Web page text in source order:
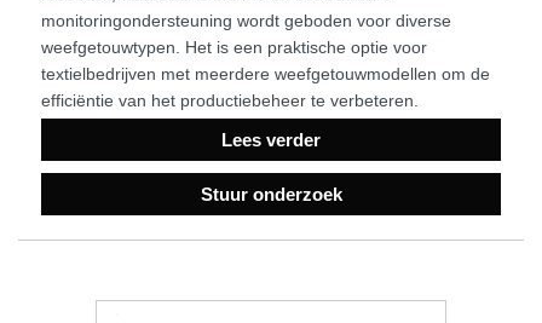
monitoringondersteuning wordt geboden voor diverse
weefgetouwtypen. Het is een praktische optie voor
textielbedrijven met meerdere weefgetouwmodellen om de
efficiëntie van het productiebeheer te verbeteren.
Lees verder
Stuur onderzoek